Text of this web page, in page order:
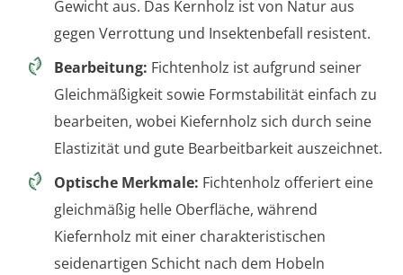
Gewicht aus. Das Kernholz ist von Natur aus
gegen Verrottung und Insektenbefall resistent.
Bearbeitung: Fichtenholz ist aufgrund seiner
Gleichmäßigkeit sowie Formstabilität einfach zu
bearbeiten, wobei Kiefernholz sich durch seine
Elastizität und gute Bearbeitbarkeit auszeichnet.
Optische Merkmale: Fichtenholz offeriert eine
gleichmäßig helle Oberfläche, während
Kiefernholz mit einer charakteristischen
seidenartigen Schicht nach dem Hobeln